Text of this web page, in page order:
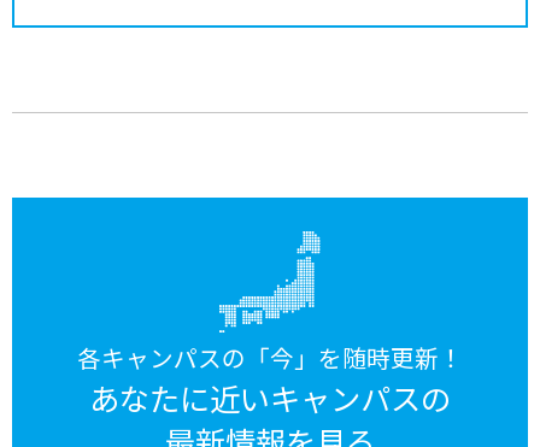
各キャンパスの「今」を随時更新！
あなたに近いキャンパスの